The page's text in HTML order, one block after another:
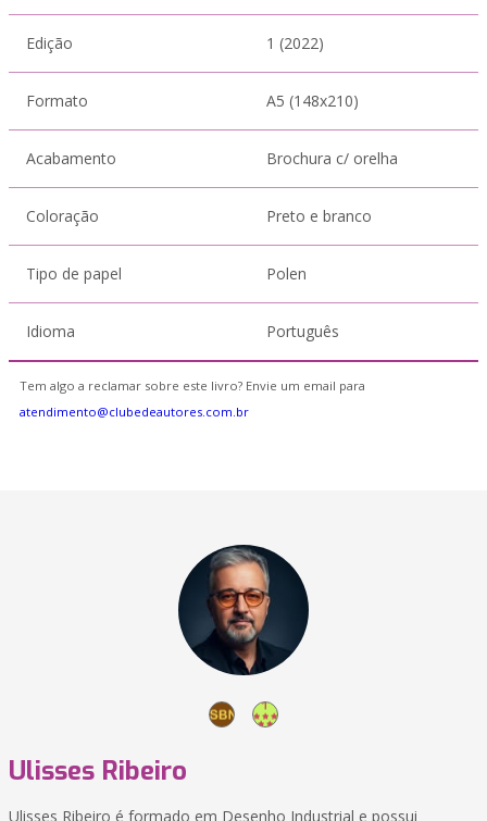
Edição 1 (2022)
Formato A5 (148x210)
Acabamento Brochura c/ orelha
Coloração Preto e branco
Tipo de papel Polen
Idioma Português
Tem algo a reclamar sobre este livro? Envie um email para
atendimento@clubedeautores.com.br
Ulisses Ribeiro
Ulisses Ribeiro é formado em Desenho Industrial e possui